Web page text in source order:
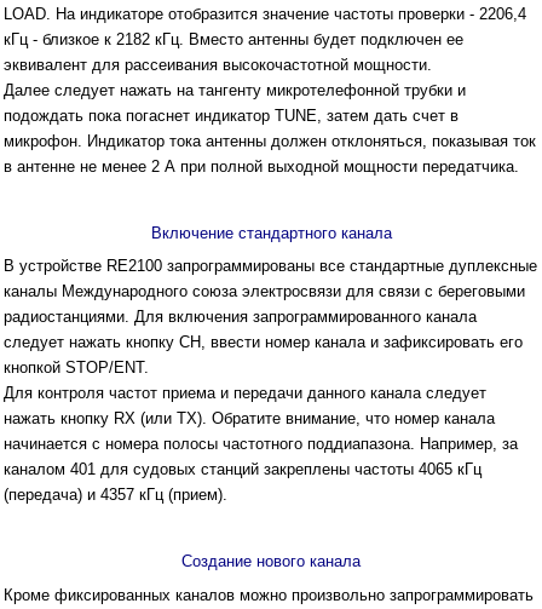
LOAD. На индикаторе отобразится значение частоты проверки - 2206,4
кГц - близкое к 2182 кГц. Вместо антенны будет подключен ее
эквивалент для рассеивания высокочастотной мощности.
Далее следует нажать на тангенту микротелефонной трубки и
подождать пока погаснет индикатор TUNE, затем дать счет в
микрофон. Индикатор тока антенны должен отклоняться, показывая ток
в антенне не менее 2 А при полной выходной мощности передатчика.
Включение стандартного канала
В устройстве RE2100 запрограммированы все стандартные дуплексные
каналы Международного союза электросвязи для связи с береговыми
радиостанциями. Для включения запрограммированного канала
следует нажать кнопку СН, ввести номер канала и зафиксировать его
кнопкой STOP/ENT.
Для контроля частот приема и передачи данного канала следует
нажать кнопку RX (или ТХ). Обратите внимание, что номер канала
начинается с номера полосы частотного поддиапазона. Например, за
каналом 401 для судовых станций закреплены частоты 4065 кГц
(передача) и 4357 кГц (прием).
Создание нового канала
Кроме фиксированных каналов можно произвольно запрограммировать